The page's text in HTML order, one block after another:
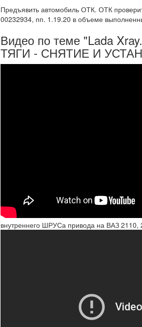
Предъявить автомобиль ОТК. ОТК
00232934, пп. 1.19.20 в объеме
Видео по теме "Lada
ТЯГИ - СНЯТИЕ И
внутреннего ШРУСа привода на ВАЗ